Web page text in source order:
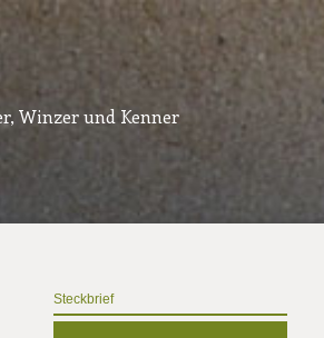
Winzer und Kenner
Steckbrief